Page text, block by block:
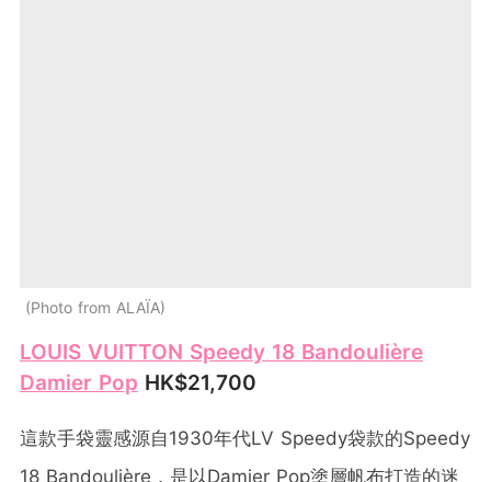
Photo from ALAÏA
LOUIS VUITTON Speedy 18 Bandoulière
Damier Pop HK$21,700
這款手袋靈感源自1930年代LV Speedy袋款的Speedy
18 Bandoulière，是以Damier Pop塗層帆布打造的迷